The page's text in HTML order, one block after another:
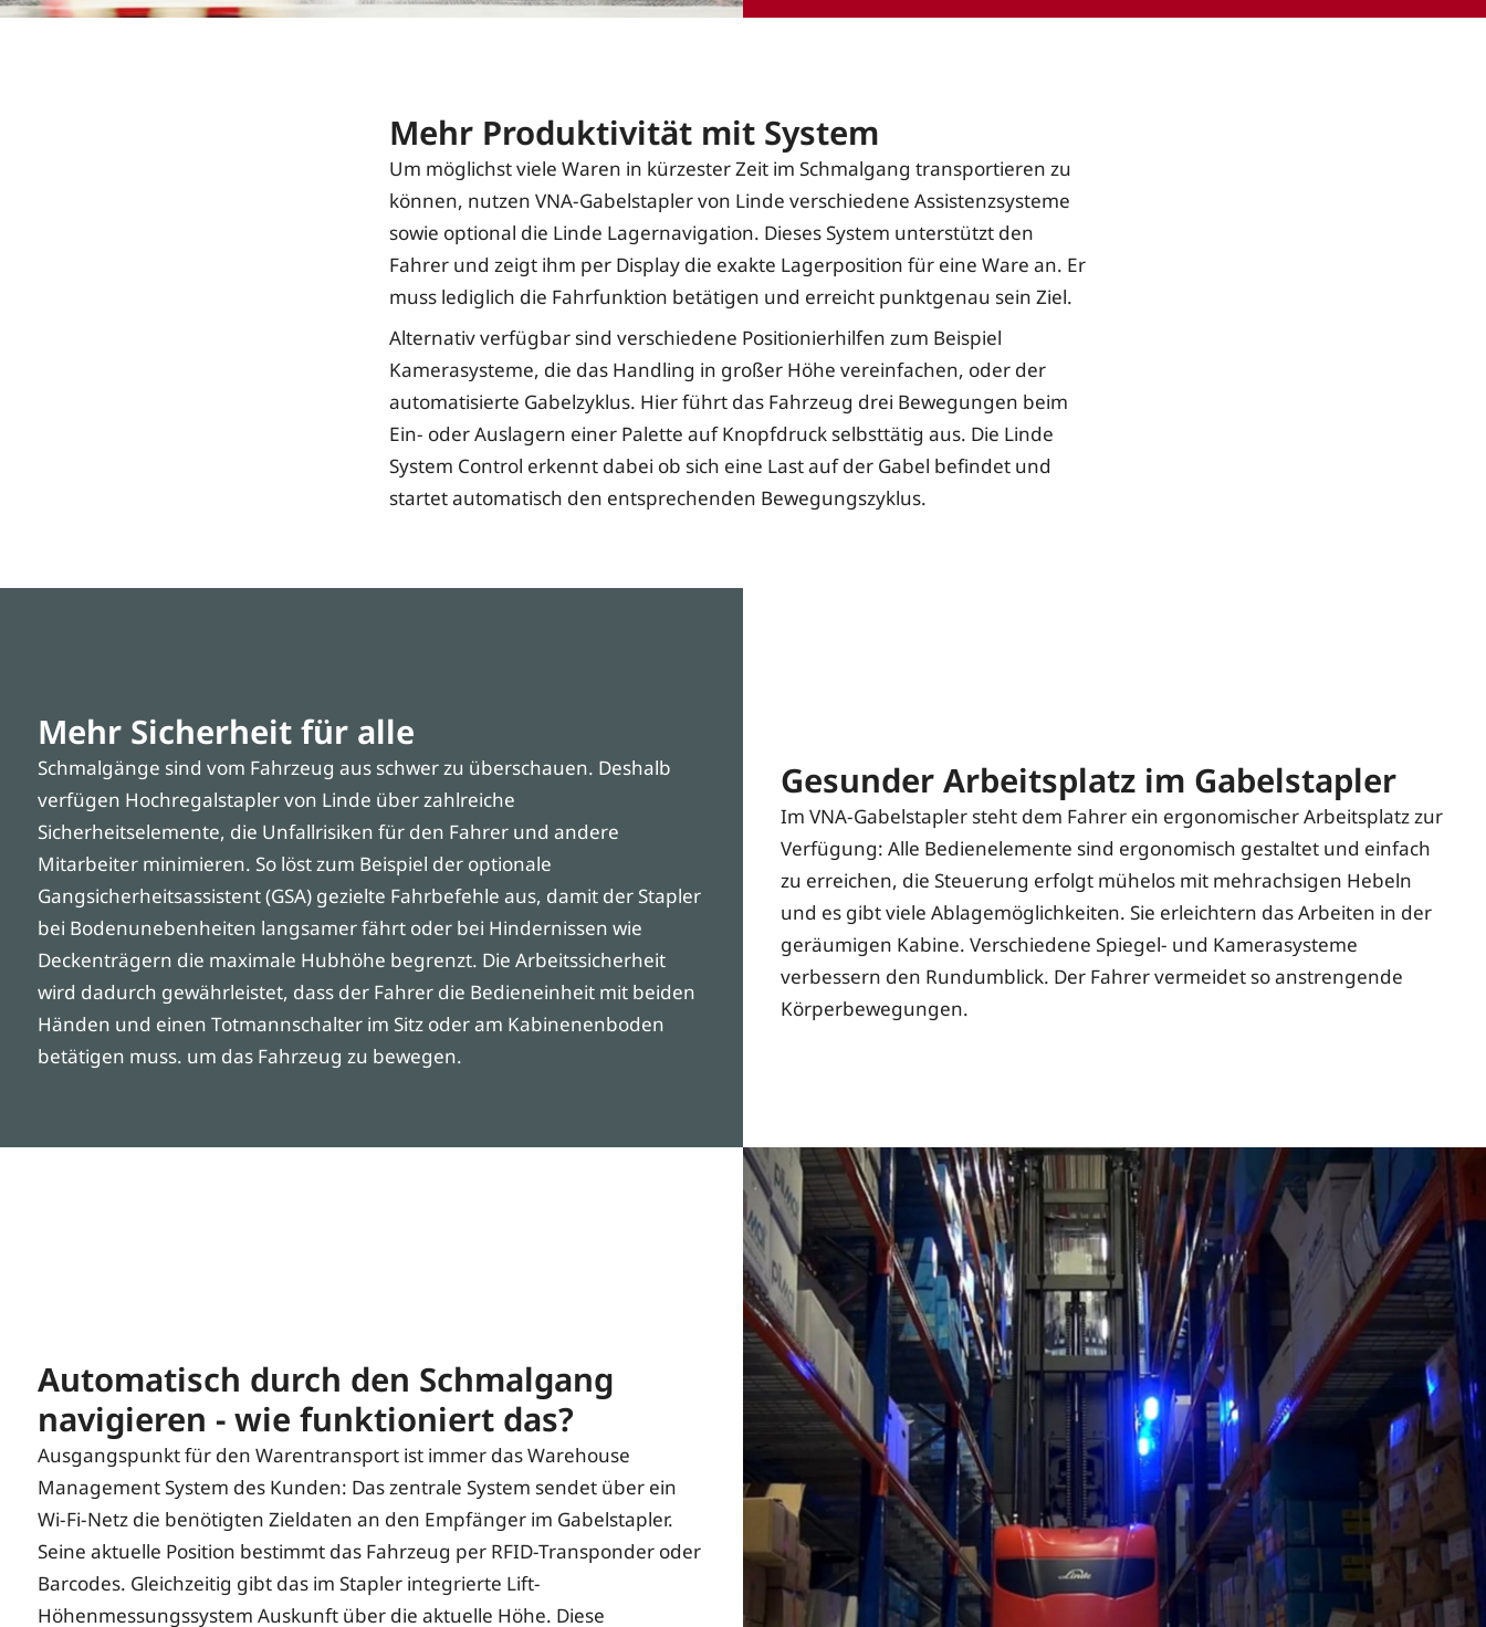
Mehr Produktivität mit System
Um möglichst viele Waren in kürzester Zeit im Schmalgang transportieren zu
können, nutzen VNA-Gabelstapler von Linde verschiedene Assistenzsysteme
sowie optional die Linde Lagernavigation. Dieses System unterstützt den
Fahrer und zeigt ihm per Display die exakte Lagerposition für eine Ware an. Er
muss lediglich die Fahrfunktion betätigen und erreicht punktgenau sein Ziel.
Alternativ verfügbar sind verschiedene Positionierhilfen zum Beispiel
Kamerasysteme, die das Handling in großer Höhe vereinfachen, oder der
automatisierte Gabelzyklus. Hier führt das Fahrzeug drei Bewegungen beim
Ein- oder Auslagern einer Palette auf Knopfdruck selbsttätig aus. Die Linde
System Control erkennt dabei ob sich eine Last auf der Gabel befindet und
startet automatisch den entsprechenden Bewegungszyklus.
Mehr Sicherheit für alle
Schmalgänge sind vom Fahrzeug aus schwer zu überschauen. Deshalb
verfügen Hochregalstapler von Linde über zahlreiche
Sicherheitselemente, die Unfallrisiken für den Fahrer und andere
Mitarbeiter minimieren. So löst zum Beispiel der optionale
Gangsicherheitsassistent (GSA) gezielte Fahrbefehle aus, damit der Stapler
bei Bodenunebenheiten langsamer fährt oder bei Hindernissen wie
Deckenträgern die maximale Hubhöhe begrenzt. Die Arbeitssicherheit
wird dadurch gewährleistet, dass der Fahrer die Bedieneinheit mit beiden
Händen und einen Totmannschalter im Sitz oder am Kabinenenboden
betätigen muss. um das Fahrzeug zu bewegen.
Gesunder Arbeitsplatz im Gabelstapler
Im VNA-Gabelstapler steht dem Fahrer ein ergonomischer Arbeitsplatz zur
Verfügung: Alle Bedienelemente sind ergonomisch gestaltet und einfach
zu erreichen, die Steuerung erfolgt mühelos mit mehrachsigen Hebeln
und es gibt viele Ablagemöglichkeiten. Sie erleichtern das Arbeiten in der
geräumigen Kabine. Verschiedene Spiegel- und Kamerasysteme
verbessern den Rundumblick. Der Fahrer vermeidet so anstrengende
Körperbewegungen.
Automatisch durch den Schmalgang
navigieren - wie funktioniert das?
Ausgangspunkt für den Warentransport ist immer das Warehouse
Management System des Kunden: Das zentrale System sendet über ein
Wi-Fi-Netz die benötigten Zieldaten an den Empfänger im Gabelstapler.
Seine aktuelle Position bestimmt das Fahrzeug per RFID-Transponder oder
Barcodes. Gleichzeitig gibt das im Stapler integrierte Lift-
Höhenmessungssystem Auskunft über die aktuelle Höhe. Diese